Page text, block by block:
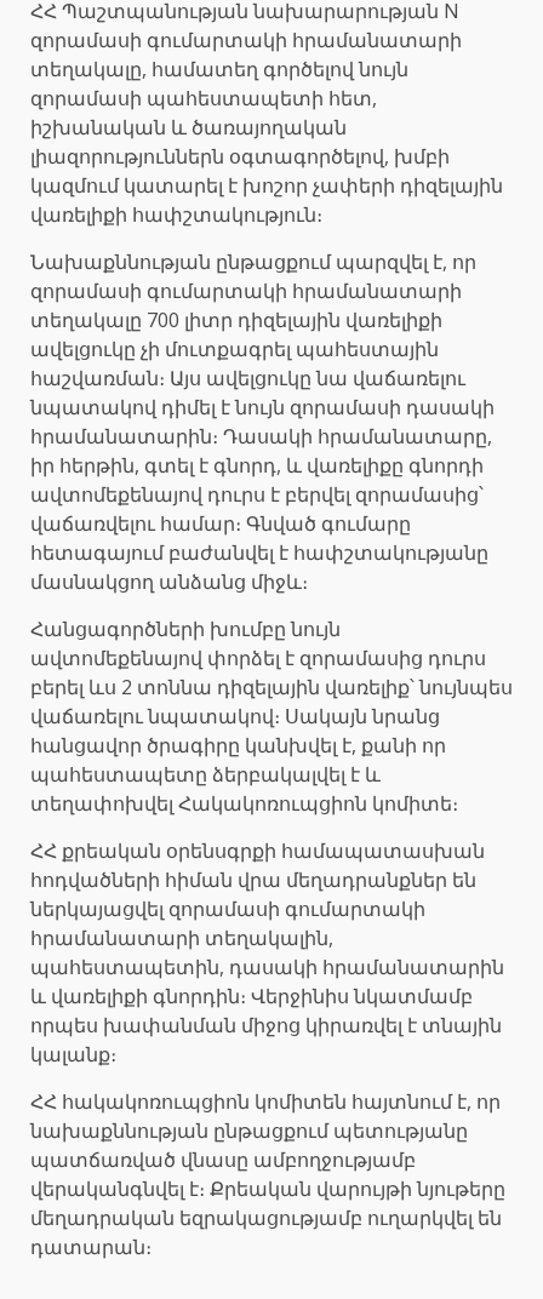
ՀՀ Պաշտպանության նախարարության N
զորամասի գումարտակի հրամանատարի
տեղակալը, համատեղ գործելով նույն
զորամասի պահեստապետի հետ,
իշխանական և ծառայողական
լիազորություններն օգտագործելով, խմբի
կազմում կատարել է խոշոր չափերի դիզելային
վառելիքի հափշտակություն։
Նախաքննության ընթացքում պարզվել է, որ
զորամասի գումարտակի հրամանատարի
տեղակալը 700 լիտր դիզելային վառելիքի
ավելցուկը չի մուտքագրել պահեստային
հաշվառման։ Այս ավելցուկը նա վաճառելու
նպատակով դիմել է նույն զորամասի դասակի
հրամանատարին։ Դասակի հրամանատարը,
իր հերթին, գտել է գնորդ, և վառելիքը գնորդի
ավտոմեքենայով դուրս է բերվել զորամասից՝
վաճառվելու համար։ Գնված գումարը
հետագայում բաժանվել է հափշտակությանը
մասնակցող անձանց միջև։
Հանցագործների խումբը նույն
ավտոմեքենայով փորձել է զորամասից դուրս
բերել ևս 2 տոննա դիզելային վառելիք՝ նույնպես
վաճառելու նպատակով։ Սակայն նրանց
հանցավոր ծրագիրը կանխվել է, քանի որ
պահեստապետը ձերբակալվել է և
տեղափոխվել Հակակոռուպցիոն կոմիտե։
ՀՀ քրեական օրենսգրքի համապատասխան
հոդվածների հիման վրա մեղադրանքներ են
ներկայացվել զորամասի գումարտակի
հրամանատարի տեղակալին,
պահեստապետին, դասակի հրամանատարին
և վառելիքի գնորդին։ Վերջինիս նկատմամբ
որպես խափանման միջոց կիրառվել է տնային
կալանք։
ՀՀ հակակոռուպցիոն կոմիտեն հայտնում է, որ
նախաքննության ընթացքում պետությանը
պատճառված վնասը ամբողջությամբ
վերականգնվել է։ Քրեական վարույթի նյութերը
մեղադրական եզրակացությամբ ուղարկվել են
դատարան։